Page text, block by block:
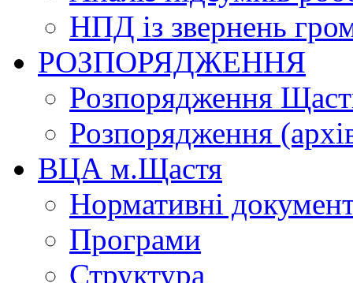
НПД із звернень
РОЗПОРЯДЖЕННЯ
Розпорядження
Розпорядження
ВЦА м.Щастя
Нормативні
Програми
Структура